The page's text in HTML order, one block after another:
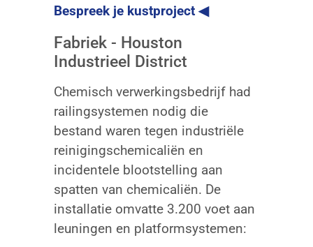
Bespreek je kustproject ◀
Fabriek - Houston
Industrieel District
Chemisch verwerkingsbedrijf had
railingsystemen nodig die
bestand waren tegen industriële
reinigingschemicaliën en
incidentele blootstelling aan
spatten van chemicaliën. De
installatie omvatte 3.200 voet aan
leuningen en platformsystemen: